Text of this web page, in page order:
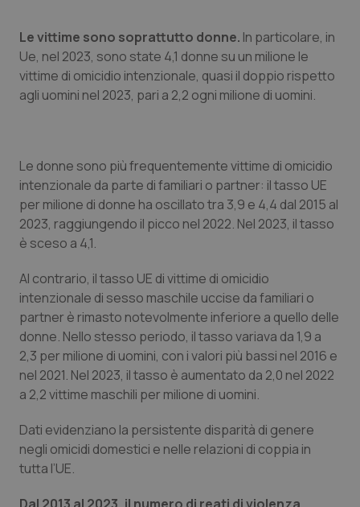
Toscana
Veneto
Obesità
Oncoematologia
Oncologia & Nutrizione
Psoriasi & pelle
Quotidiano Cardiologia
Quotidiano Chirurgia
Quotidiano Oncologia
Quotidiano Pediatria
Le vittime sono soprattutto donne. In particolare, in
Ue, nel 2023, sono state 4,1 donne su un milione le
vittime di omicidio intenzionale, quasi il doppio rispetto
agli uomini nel 2023, pari a 2,2 ogni milione di uomini.
Le donne sono più frequentemente vittime di omicidio
intenzionale da parte di familiari o partner: il tasso UE
per milione di donne ha oscillato tra 3,9 e 4,4 dal 2015 al
2023, raggiungendo il picco nel 2022. Nel 2023, il tasso
è sceso a 4,1.
Al contrario, il tasso UE di vittime di omicidio
intenzionale di sesso maschile uccise da familiari o
partner è rimasto notevolmente inferiore a quello delle
donne. Nello stesso periodo, il tasso variava da 1,9 a
2,3 per milione di uomini, con i valori più bassi nel 2016 e
nel 2021. Nel 2023, il tasso è aumentato da 2,0 nel 2022
a 2,2 vittime maschili per milione di uomini.
Dati evidenziano la persistente disparità di genere
negli omicidi domestici e nelle relazioni di coppia in
tutta l’UE.